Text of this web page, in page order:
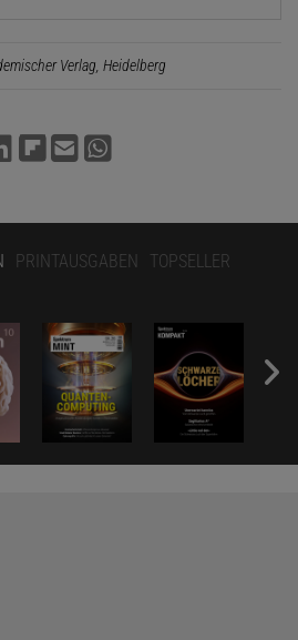
Verlag, Heidelberg
PRINTAUSGABEN TOPSELLER